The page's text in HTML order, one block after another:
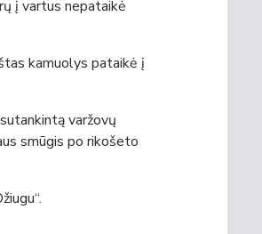
į vartus nepataikė
kamuolys pataikė į
varžovų
smūgis po rikošeto